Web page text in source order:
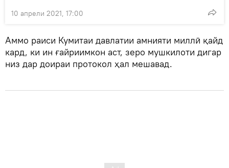
10 апрели 2021, 17:00
Аммо раиси Кумитаи давлатии амнияти миллӣ қайд
кард, ки ин ғайриимкон аст, зеро мушкилоти дигар
низ дар доираи протокол ҳал мешавад.